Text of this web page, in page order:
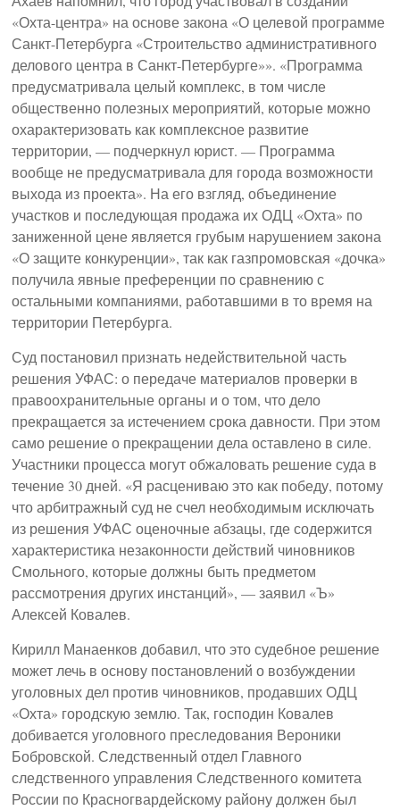
«Охта-центра» на основе закона «О целевой программе
Санкт-Петербурга «Строительство административного
делового центра в Санкт-Петербурге»». «Программа
предусматривала целый комплекс, в том числе
общественно полезных мероприятий, которые можно
охарактеризовать как комплексное развитие
территории, — подчеркнул юрист. — Программа
вообще не предусматривала для города возможности
выхода из проекта». На его взгляд, объединение
участков и последующая продажа их ОДЦ «Охта» по
заниженной цене является грубым нарушением закона
«О защите конкуренции», так как газпромовская «дочка»
получила явные преференции по сравнению с
остальными компаниями, работавшими в то время на
территории Петербурга.
Суд постановил признать недействительной часть
решения УФАС: о передаче материалов проверки в
правоохранительные органы и о том, что дело
прекращается за истечением срока давности. При этом
само решение о прекращении дела оставлено в силе.
Участники процесса могут обжаловать решение суда в
течение 30 дней. «Я расцениваю это как победу, потому
что арбитражный суд не счел необходимым исключать
из решения УФАС оценочные абзацы, где содержится
характеристика незаконности действий чиновников
Смольного, которые должны быть предметом
рассмотрения других инстанций», — заявил «Ъ»
Алексей Ковалев.
Кирилл Манаенков добавил, что это судебное решение
может лечь в основу постановлений о возбуждении
уголовных дел против чиновников, продавших ОДЦ
«Охта» городскую землю. Так, господин Ковалев
добивается уголовного преследования Вероники
Бобровской. Следственный отдел Главного
следственного управления Следственного комитета
России по Красногвардейскому району должен был